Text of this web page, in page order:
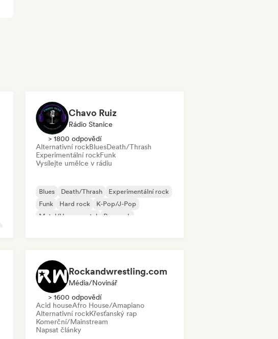
Chavo Ruiz
Rádio Stanice
> 1800 odpovědí
Alternativní rockBluesDeath/Thrash
Experimentální rockFunk
Vysílejte umělce v rádiu
Blues Death/Thrash
Experimentální rock
Funk
Hard rock
K-Pop/J-Pop
Metal/Heavy metal
Pop rock
Rockandwrestling.com
Média/novinář
> 1600 odpovědí
Acid houseAfro House/Amapiano
Alternativní rockKřesťanský rap
Komerční/Mainstream
Napsat články